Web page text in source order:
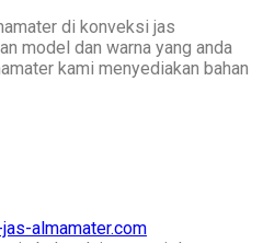
di konveksi jas
model dan warna yang anda
kami menyediakan bahan
almamater.com